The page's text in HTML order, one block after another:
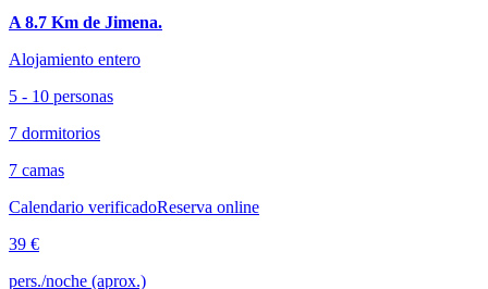
A 8.7 Km de Jimena.
Alojamiento entero
5 - 10 personas
7 dormitorios
7 camas
Calendario verificadoReserva online
39 €
pers./noche (aprox.)